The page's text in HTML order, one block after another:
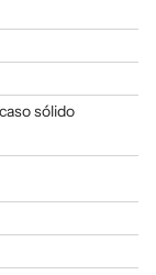
sólido